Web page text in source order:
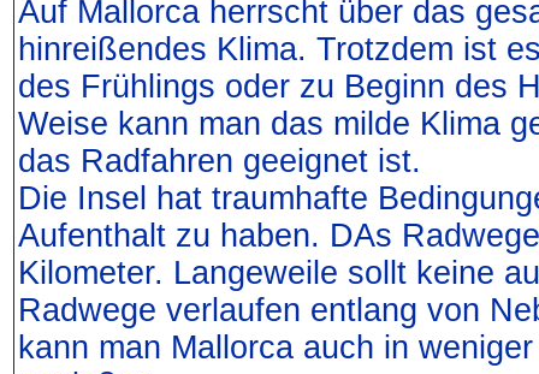
Auf Mallorca herrscht über das
hinreißendes Klima. Trotzdem ist
des Frühlings oder zu Beginn des
Weise kann man das milde Klima
das Radfahren geeignet ist.
Die Insel hat traumhafte
Aufenthalt zu haben. DAs
Kilometer. Langeweile sollt keine
Radwege verlaufen entlang von
kann man Mallorca auch in